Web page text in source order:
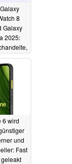
8
Galaxy
2025:
6 wird
und
Fast